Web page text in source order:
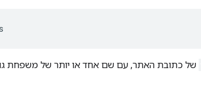
של כתובת האתר, עם שם אחד או יותר של משפחת